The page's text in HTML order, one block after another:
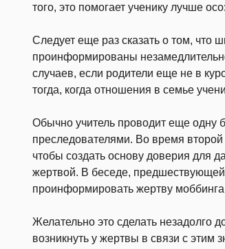
того, это помогает ученику лучше
Следует еще раз сказать о том, что
проинформированы
случаев, если родители еще не в
тогда, когда отношения в семье
Обычно учитель проводит еще одну
преследователями. Во время
чтобы создать основу доверия для
жертвой. В беседе, предшествующей
проинформировать жертву моббинга
Желательно это сделать незадолго
возникнуть у жертвы в связи с